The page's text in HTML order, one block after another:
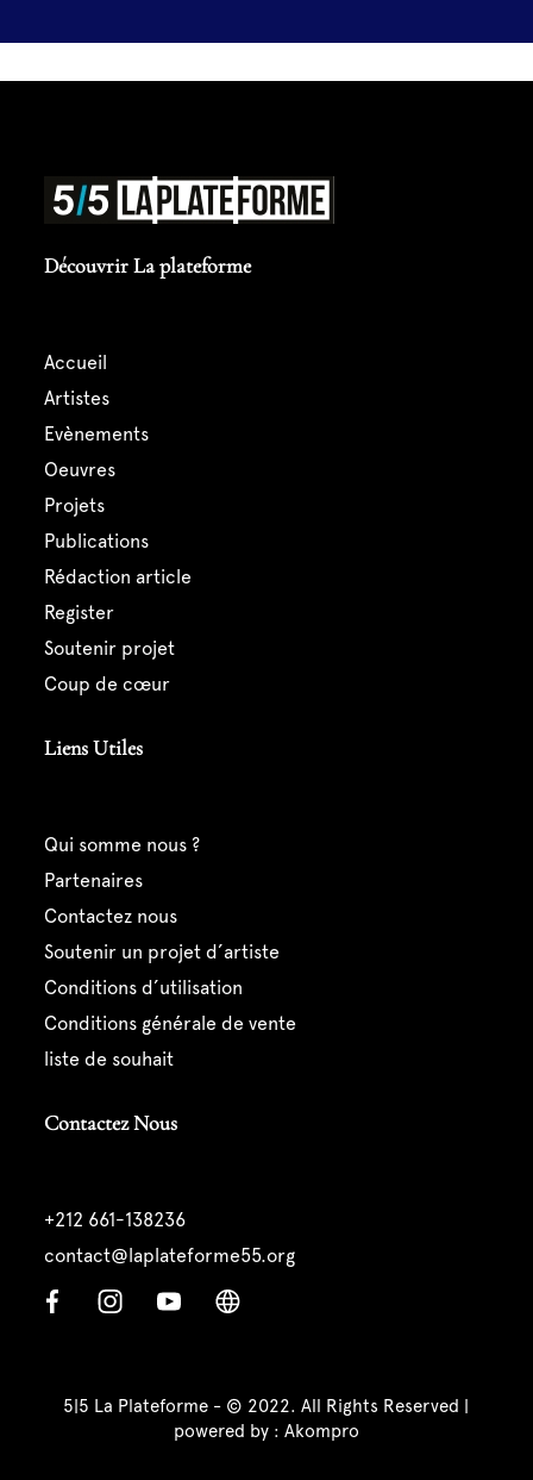
Découvrir La plateforme
accueil
artistes
evènements
oeuvres
projets
publications
rédaction article
register
soutenir projet
coup de cœur
Liens Utiles
qui somme nous ?
partenaires
contactez nous
soutenir un projet d’artiste
conditions d’utilisation
conditions générale de vente
liste de souhait
Contactez Nous
+212 661-138236
contact@laplateforme55.org
5|5 La Plateforme - © 2022. All Rights Reserved |
powered by : Akompro